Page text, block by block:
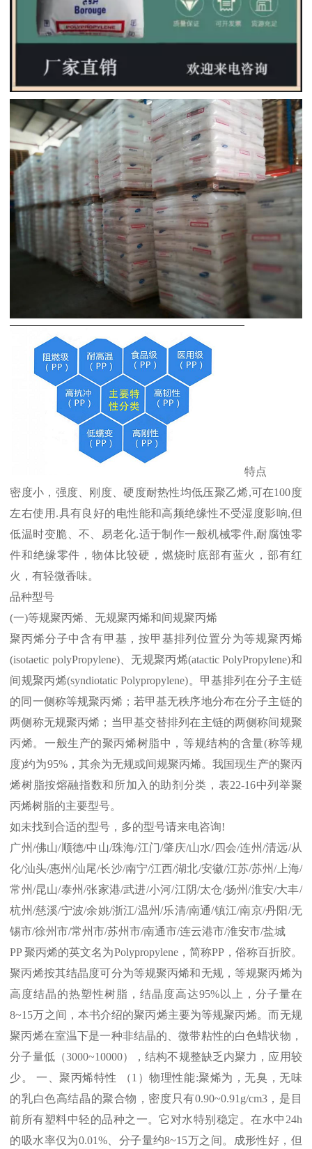
特点
密度小，强度、刚度、硬度耐热性均低压聚乙烯,可在100度
左右使用 .具有良好的电性能和高频绝缘性不受湿度影响,但
低温时变脆、不、易老化.适于制作一般机械零件,耐腐蚀零
件和绝缘零件，物体比较硬，燃烧时底部有蓝火，部有红
火，有轻微香味。
品种型号
(一)等规聚丙烯、无规聚丙烯和间规聚丙烯
聚丙烯分子中含有甲基，按甲基排列位置分为等规聚丙烯
(isotaetic polyPropylene)、无规聚丙烯(atactic PolyPropylene)和
间规聚丙烯(syndiotatic Polypropylene)。甲基排列在分子主链
的同一侧称等规聚丙烯；若甲基无秩序地分布在分子主链的
两侧称无规聚丙烯；当甲基交替排列在主链的两侧称间规聚
丙烯。一般生产的聚丙烯树脂中，等规结构的含量(称等规
度)约为95%，其余为无规或间规聚丙烯。我国现生产的聚丙
烯树脂按熔融指数和所加入的助剂分类，表22-16中列举聚
丙烯树脂的主要型号。
如未找到合适的型号，多的型号请来电咨询!
广州/佛山/顺德/中山/珠海/江门/肇庆/山水/四会/连州/清远/从
化/汕头/惠州/汕尾/长沙/南宁/江西/湖北/安徽/江苏/苏州/上海/
常州/昆山/泰州/张家港/武进/小河/江阴/太仓/扬州/淮安/大丰/
杭州/慈溪/宁波/余姚/浙江/温州/乐清/南通/镇江/南京/丹阳 /无
锡市/徐州市/常州市/苏州市/南通市/连云港市/淮安市/盐城
PP聚丙烯的英文名为Polypropylene，简称PP，俗称百折胶。
聚丙烯按其结晶度可分为等规聚丙烯和无规，等规聚丙烯为
高度结晶的热塑性树脂，结晶度高达95%以上，分子量在
8~15万之间，本书介绍的聚丙烯主要为等规聚丙烯。而无规
聚丙烯在室温下是一种非结晶的、微带粘性的白色蜡状物，
分子量低（3000~10000），结构不规整缺乏内聚力，应用较
少。 一、聚丙烯特性 （1 ）物理性能:聚烯为，无臭，无味
的乳白色高结晶的聚合物，密度只有0.90~0.91g/cm3，是目
前所有塑料中轻的品种之一。它对水特别稳定。在水中 24h
的吸水率仅为0.01%、分子量约8~15万之间。成形性好，但